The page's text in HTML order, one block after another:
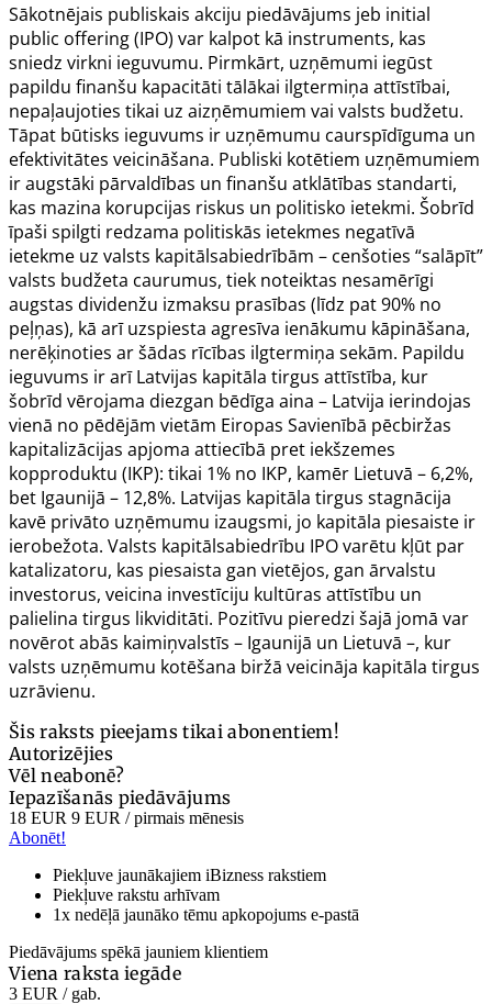
Sākotnējais publiskais akciju piedāvājums jeb initial
public offering(IPO) var kalpot kā instruments, kas
sniedz virkni ieguvumu. Pirmkārt, uzņēmumi iegūst
papildu finanšu kapacitāti tālākai ilgtermiņa attīstībai,
nepaļaujoties tikai uz aizņēmumiem vai valsts budžetu.
Tāpat būtisks ieguvums ir uzņēmumu caurspīdīguma un
efektivitātes veicināšana. Publiski kotētiem uzņēmumiem
ir augstāki pārvaldības un finanšu atklātības standarti,
kas mazina korupcijas riskus un politisko ietekmi. Šobrīd
īpaši spilgti redzama politiskās ietekmes negatīvā
ietekme uz valsts kapitālsabiedrībām – cenšoties “salāpīt”
valsts budžeta caurumus, tiek noteiktas nesamērīgi
augstas dividenžu izmaksu prasības (līdz pat 90% no
peļņas), kā arī uzspiesta agresīva ienākumu kāpināšana,
nerēķinoties ar šādas rīcības ilgtermiņa sekām. Papildu
ieguvums ir arī Latvijas kapitāla tirgus attīstība, kur
šobrīd vērojama diezgan bēdīga aina – Latvija ierindojas
vienā no pēdējām vietām Eiropas Savienībā pēcbiržas
kapitalizācijas apjoma attiecībā pret iekšzemes
kopproduktu (IKP): tikai 1% no IKP, kamēr Lietuvā – 6,2%,
bet Igaunijā – 12,8%. Latvijas kapitāla tirgus stagnācija
kavē privāto uzņēmumu izaugsmi, jo kapitāla piesaiste ir
ierobežota. Valsts kapitālsabiedrību IPO varētu kļūt par
katalizatoru, kas piesaista gan vietējos, gan ārvalstu
investorus, veicina investīciju kultūras attīstību un
palielina tirgus likviditāti. Pozitīvu pieredzi šajā jomā var
novērot abās kaimiņvalstīs – Igaunijā un Lietuvā –, kur
valsts uzņēmumu kotēšana biržā veicināja kapitāla tirgus
uzrāvienu.
Šis raksts pieejams tikai abonentiem!
Autorizējies
Vēl neabonē?
Iepazīšanās piedāvājums
18 EUR 9 EUR / pirmais mēnesis
Abonēt!
Piekļuve jaunākajiem iBizness rakstiem
Piekļuve rakstu arhīvam
1x nedēļā jaunāko tēmu apkopojums e-pastā
Piedāvājums spēkā jauniem klientiem
Viena raksta iegāde
3 EUR / gab.